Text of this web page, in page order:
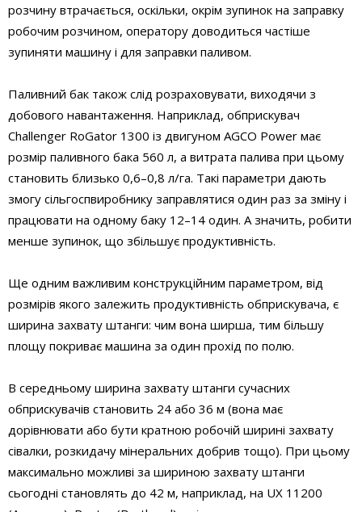
розчину втрачається, оскільки, окрім зупинок на заправку
робочим розчином, оператору доводиться частіше
зупиняти машину і для заправки паливом.
Паливний бак також слід розраховувати, виходячи з
добового навантаження. Наприклад, обприскувач
Challenger RoGator 1300 із двигуном AGCO Power має
розмір паливного бака 560 л, а витрата палива при цьому
становить близько 0,6–0,8 л/га. Такі параметри дають
змогу сільгоспвиробнику заправлятися один раз за зміну і
працювати на одному баку 12–14 один. А значить, робити
менше зупинок, що збільшує продуктивність.
Ще одним важливим конструкційним параметром, від
розмірів якого залежить продуктивність обприскувача, є
ширина захвату штанги: чим вона ширша, тим більшу
площу покриває машина за один прохід по полю.
В середньому ширина захвату штанги сучасних
обприскувачів становить 24 або 36 м (вона має
дорівнювати або бути кратною робочій ширині захвату
сівалки, розкидачу мінеральних добрив тощо). При цьому
максимально можливі за шириною захвату штанги
сьогодні становлять до 42 м, наприклад, на UХ 11200